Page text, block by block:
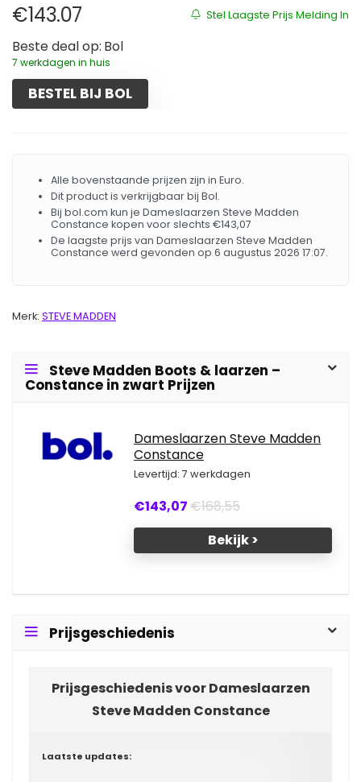
Stel Laagste Prijs Melding In
€143.07
Beste deal op: Bol
7 werkdagen in huis
BESTEL BIJ BOL
Alle bovenstaande prijzen zijn in Euro.
Dit product is verkrijgbaar bij Bol.
Bij bol.com kun je Dameslaarzen Steve Madden
Constance kopen voor slechts €143,07
De laagste prijs van Dameslaarzen Steve Madden
Constance werd gevonden op 6 augustus 2026 17:07.
Merk: STEVE MADDEN
Steve Madden Boots & laarzen –
Constance in zwart Prijzen
Dameslaarzen Steve Madden
Constance
Levertijd: 7 werkdagen
€143,07€168,55
Bekijk >
Prijsgeschiedenis
Prijsgeschiedenis voor Dameslaarzen
Steve Madden Constance
Laatste updates: